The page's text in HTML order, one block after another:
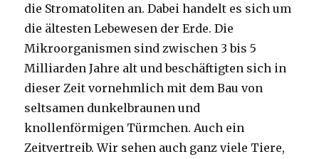
die Stromatoliten an. Dabei handelt es sich um
die ältesten Lebewesen der Erde. Die
Mikroorganismen sind zwischen 3 bis 5
Milliarden Jahre alt und beschäftigten sich in
dieser Zeit vornehmlich mit dem Bau von
seltsamen dunkelbraunen und
knollenförmigen Türmchen. Auch ein
Zeitvertreib. Wir sehen auch ganz viele Tiere,